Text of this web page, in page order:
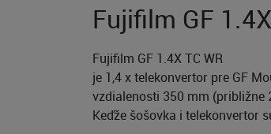
Fujifilm GF
Fujifilm GF 1.4X TC WR
je 1,4 x telekonvertor pre GF
vzdialenosti 350 mm (približne
Keďže šošovka i telekonvertor